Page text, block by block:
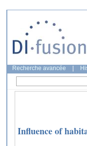
Recherche avancée
Influence of